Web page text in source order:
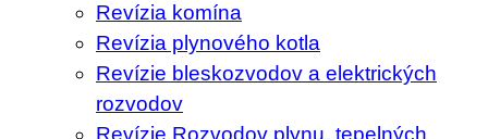
Revízia komína
Revízia plynového kotla
Revízie bleskozvodov a elektrických
rozvodov
Revízie Rozvodov plynu, tepelných